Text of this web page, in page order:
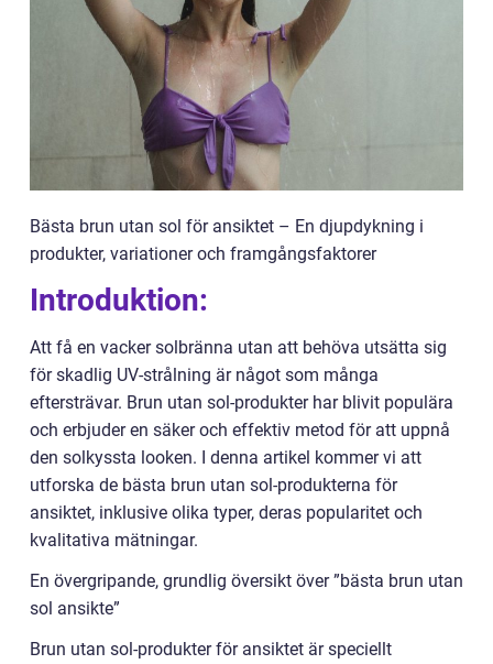
Bästa brun utan sol för ansiktet – En djupdykning i
produkter, variationer och framgångsfaktorer
Introduktion:
Att få en vacker solbränna utan att behöva utsätta sig
för skadlig UV-strålning är något som många
eftersträvar. Brun utan sol-produkter har blivit populära
och erbjuder en säker och effektiv metod för att uppnå
den solkyssta looken. I denna artikel kommer vi att
utforska de bästa brun utan sol-produkterna för
ansiktet, inklusive olika typer, deras popularitet och
kvalitativa mätningar.
En övergripande, grundlig översikt över ”bästa brun utan
sol ansikte”
Brun utan sol-produkter för ansiktet är speciellt